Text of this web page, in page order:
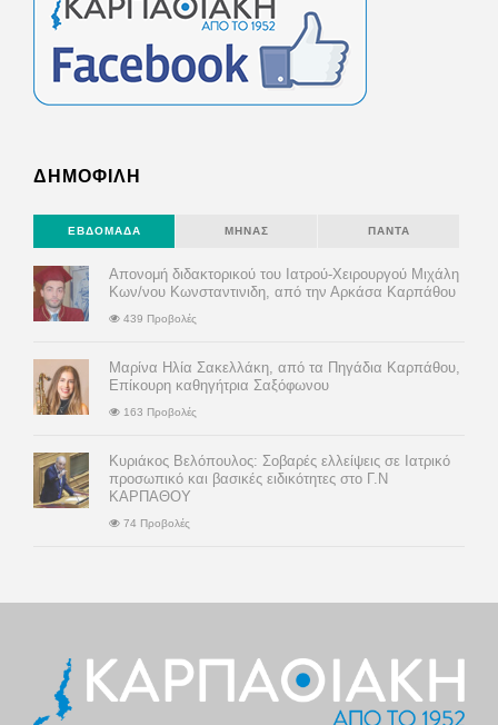
ΔΗΜΟΦΙΛΗ
ΕΒΔΟΜΆΔΑ ΜΉΝΑΣ ΠΆΝΤΑ
Απονομή διδακτορικού του Ιατρού-Χειρουργού Μιχάλη
Κων/νου Κωνσταντινιδη, από την Αρκάσα Καρπάθου
439 Προβολές
Μαρίνα Ηλία Σακελλάκη, από τα Πηγάδια Καρπάθου,
Επίκουρη καθηγήτρια Σαξόφωνου
163 Προβολές
Κυριάκος Βελόπουλος: Σοβαρές ελλείψεις σε Ιατρικό
προσωπικό και βασικές ειδικότητες στο Γ.Ν
ΚΑΡΠΑΘΟΥ
74 Προβολές